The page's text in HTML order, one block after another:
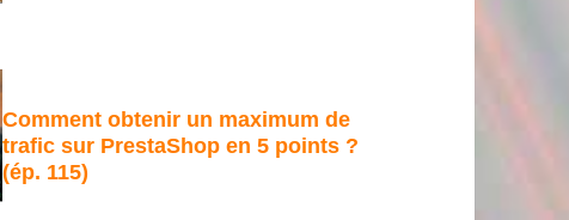
Comment obtenir un maximum de
trafic sur PrestaShop en 5 points ?
(ép. 115)